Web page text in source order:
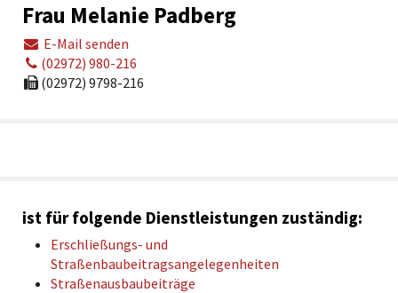
Tourismus
Freizeit & Kultur
Frau Melanie Padberg
E-Mail senden
(02972) 980-216
(02972) 9798-216
ist für folgende Dienstleistungen zuständig:
Erschließungs- und
Straßenbaubeitragsangelegenheiten
Straßenausbaubeiträge